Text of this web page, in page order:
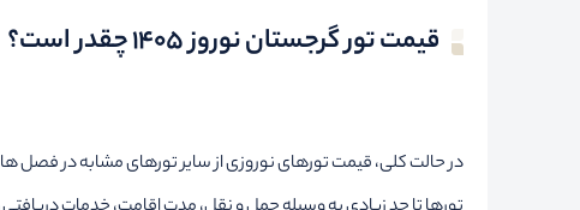
قیمت تور گرجستان نوروز ۱۴۰۵ چقدر است؟